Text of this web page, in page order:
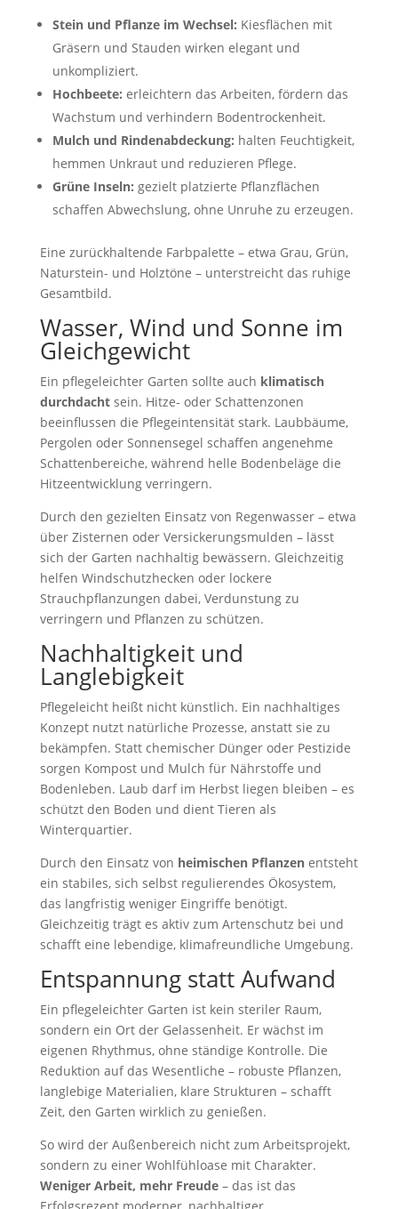
Stein und Pflanze im Wechsel: Kiesflächen mit
Gräsern und Stauden wirken elegant und
unkompliziert.
Hochbeete: erleichtern das Arbeiten, fördern das
Wachstum und verhindern Bodentrockenheit.
Mulch und Rindenabdeckung: halten Feuchtigkeit,
hemmen Unkraut und reduzieren Pflege.
Grüne Inseln: gezielt platzierte Pflanzflächen
schaffen Abwechslung, ohne Unruhe zu erzeugen.
Eine zurückhaltende Farbpalette – etwa Grau, Grün,
Naturstein- und Holztöne – unterstreicht das ruhige
Gesamtbild.
Wasser, Wind und Sonne im
Gleichgewicht
Ein pflegeleichter Garten sollte auch klimatisch
durchdachtsein. Hitze- oder Schattenzonen
beeinflussen die Pflegeintensität stark. Laubbäume,
Pergolen oder Sonnensegel schaffen angenehme
Schattenbereiche, während helle Bodenbeläge die
Hitzeentwicklung verringern.
Durch den gezielten Einsatz von Regenwasser – etwa
über Zisternen oder Versickerungsmulden – lässt
sich der Garten nachhaltig bewässern. Gleichzeitig
helfen Windschutzhecken oder lockere
Strauchpflanzungen dabei, Verdunstung zu
verringern und Pflanzen zu schützen.
Nachhaltigkeit und
Langlebigkeit
Pflegeleicht heißt nicht künstlich. Ein nachhaltiges
Konzept nutzt natürliche Prozesse, anstatt sie zu
bekämpfen. Statt chemischer Dünger oder Pestizide
sorgen Kompost und Mulch für Nährstoffe und
Bodenleben. Laub darf im Herbst liegen bleiben – es
schützt den Boden und dient Tieren als
Winterquartier.
Durch den Einsatz von heimischen Pflanzenentsteht
ein stabiles, sich selbst regulierendes Ökosystem,
das langfristig weniger Eingriffe benötigt.
Gleichzeitig trägt es aktiv zum Artenschutz bei und
schafft eine lebendige, klimafreundliche Umgebung.
Entspannung statt Aufwand
Ein pflegeleichter Garten ist kein steriler Raum,
sondern ein Ort der Gelassenheit. Er wächst im
eigenen Rhythmus, ohne ständige Kontrolle. Die
Reduktion auf das Wesentliche – robuste Pflanzen,
langlebige Materialien, klare Strukturen – schafft
Zeit, den Garten wirklich zu genießen.
So wird der Außenbereich nicht zum Arbeitsprojekt,
sondern zu einer Wohlfühloase mit Charakter.
Weniger Arbeit, mehr Freude– das ist das